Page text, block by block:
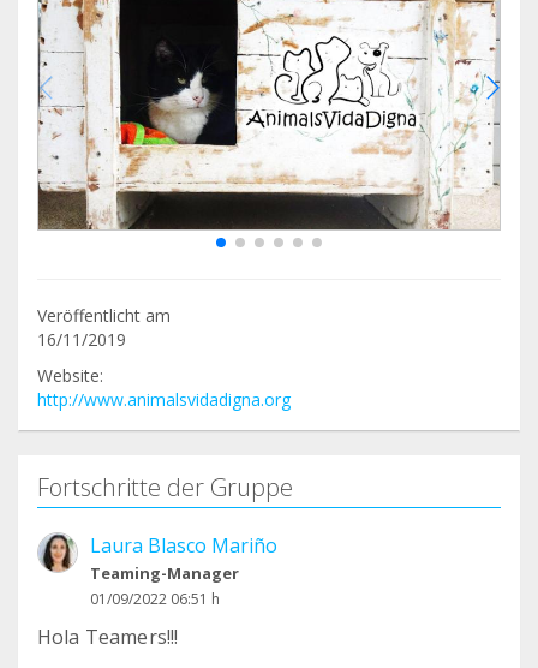
Veröffentlicht am
16/11/2019
Website:
http://www.animalsvidadigna.org
Fortschritte der Gruppe
Laura Blasco Mariño
Teaming-Manager
01/09/2022 06:51 h
Hola Teamers!!!